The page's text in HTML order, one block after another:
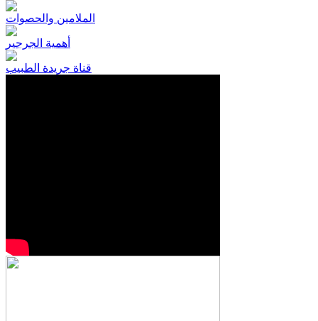
الملامين والحصوات
أهمية الجرجير
قناة جريدة الطبيب